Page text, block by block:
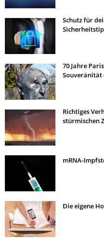
Schutz für
70 Jahre
Souveränität
Richtiges
stürmischen
mRNA-
Die eigene